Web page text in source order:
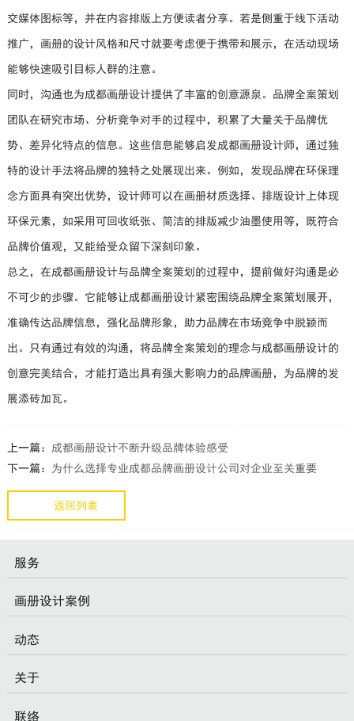
交媒体图标等，并在内容排版上方便读者分享。若是侧重于线下活动
推广，画册的设计风格和尺寸就要考虑便于携带和展示，在活动现场
能够快速吸引目标人群的注意。
同时，沟通也为成都画册设计提供了丰富的创意源泉。品牌全案策划
团队在研究市场、分析竞争对手的过程中，积累了大量关于品牌优
势、差异化特点的信息。这些信息能够启发成都画册设计师，通过独
特的设计手法将品牌的独特之处展现出来。例如，发现品牌在环保理
念方面具有突出优势，设计师可以在画册材质选择、排版设计上体现
环保元素，如采用可回收纸张、简洁的排版减少油墨使用等，既符合
品牌价值观，又能给受众留下深刻印象。
总之，在成都画册设计与品牌全案策划的过程中，提前做好沟通是必
不可少的步骤。它能够让成都画册设计紧密围绕品牌全案策划展开，
准确传达品牌信息，强化品牌形象，助力品牌在市场竞争中脱颖而
出。只有通过有效的沟通，将品牌全案策划的理念与成都画册设计的
创意完美结合，才能打造出具有强大影响力的品牌画册，为品牌的发
展添砖加瓦。
上一篇： 成都画册设计不断升级品牌体验感受
下一篇： 为什么选择专业成都品牌画册设计公司对企业至关重要
返回列表
服务
画册设计案例
动态
关于
联络